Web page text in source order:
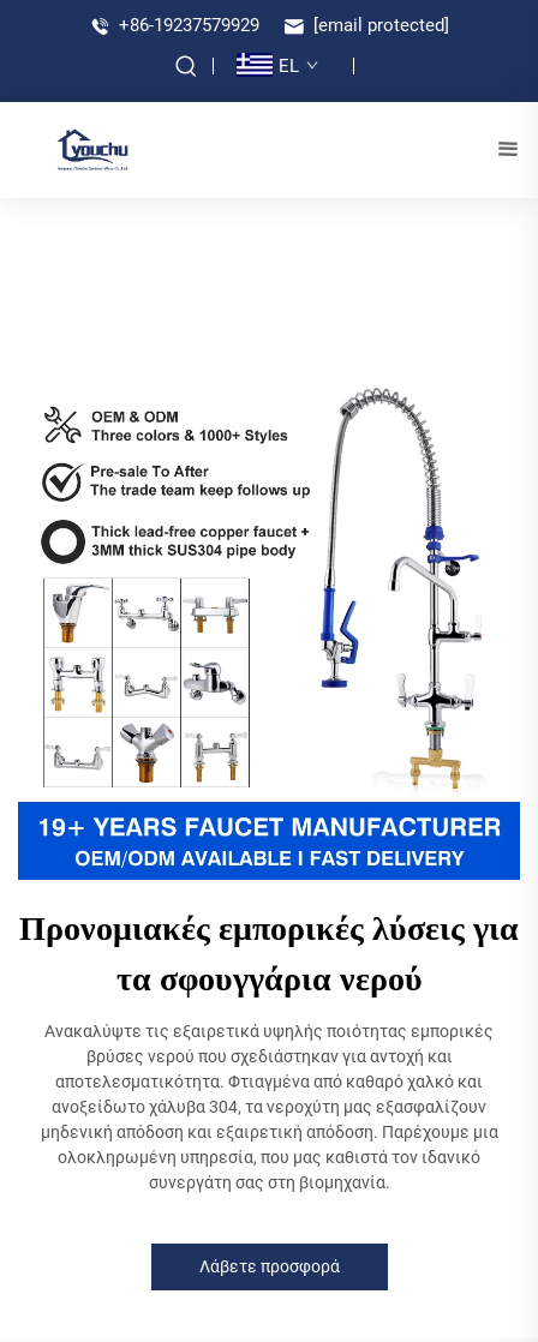
+86-19237579929
[email protected]
EL
Προνομιακές εμπορικές λύσεις για
τα σφουγγάρια νερού
Ανακαλύψτε τις εξαιρετικά υψηλής ποιότητας εμπορικές
βρύσες νερού που σχεδιάστηκαν για αντοχή και
αποτελεσματικότητα. Φτιαγμένα από καθαρό χαλκό και
ανοξείδωτο χάλυβα 304, τα νεροχύτη μας εξασφαλίζουν
μηδενική απόδοση και εξαιρετική απόδοση. Παρέχουμε μια
ολοκληρωμένη υπηρεσία, που μας καθιστά τον ιδανικό
συνεργάτη σας στη βιομηχανία.
Λάβετε προσφορά